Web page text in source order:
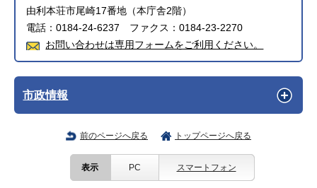
由利本荘市尾崎17番地（本庁舎2階）
電話：0184-24-6237 ファクス：0184-23-2270
お問い合わせは専用フォームをご利用ください。
市政情報
前のページへ戻る トップページへ戻る
表示 PC スマートフォン